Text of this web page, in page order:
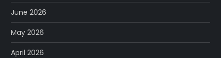
June 2026
May 2026
April 2026